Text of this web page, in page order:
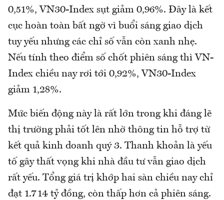
0,51%, VN30-Index sụt giảm 0,96%. Đây là kết
cục hoàn toàn bất ngờ vì buổi sáng giao dịch
tuy yếu nhưng các chỉ số vẫn còn xanh nhẹ.
Nếu tính theo điểm số chốt phiên sáng thì VN-
Index chiều nay rơi tới 0,92%, VN30-Index
giảm 1,28%.
Mức biến động này là rất lớn trong khi đáng lẽ
thị trường phải tốt lên nhờ thông tin hỗ trợ từ
kết quả kinh doanh quý 3. Thanh khoản là yếu
tố gây thất vọng khi nhà đầu tư vẫn giao dịch
rất yếu. Tổng giá trị khớp hai sàn chiều nay chỉ
đạt 1.714 tỷ đồng, còn thấp hơn cả phiên sáng.